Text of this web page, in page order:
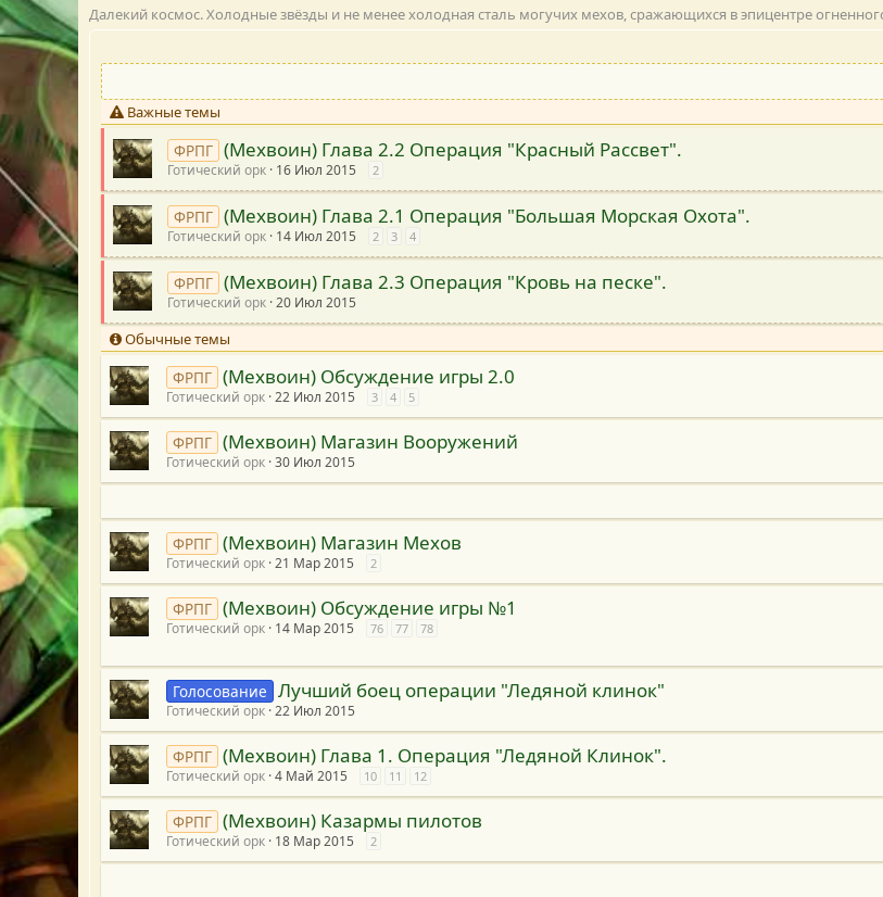
Далекий космос. Холодные звёзды и не менее холодная сталь могучих мехов, сражающихся в эпицентре
Важные темы
ФРПГ (Мехвоин) Глава 2.2 Операция "Красный Рассвет".
Готический орк 16 Июл 2015 2
ФРПГ (Мехвоин) Глава 2.1 Операция "Большая Морская Охота".
Готический орк 14 Июл 2015 2 3 4
ФРПГ (Мехвоин) Глава 2.3 Операция "Кровь на песке".
Готический орк 20 Июл 2015
Обычные темы
ФРПГ (Мехвоин) Обсуждение игры 2.0
Готический орк 22 Июл 2015 3 4 5
ФРПГ (Мехвоин) Магазин Вооружений
Готический орк 30 Июл 2015
ФРПГ (Мехвоин) Магазин Мехов
Готический орк 21 Мар 2015 2
ФРПГ (Мехвоин) Обсуждение игры №1
Готический орк 14 Мар 2015 76 77 78
Голосование Лучший боец операции "Ледяной клинок"
Готический орк 22 Июл 2015
ФРПГ (Мехвоин) Глава 1. Операция "Ледяной Клинок".
Готический орк 4 Май 2015 10 11 12
ФРПГ (Мехвоин) Казармы пилотов
Готический орк 18 Мар 2015 2